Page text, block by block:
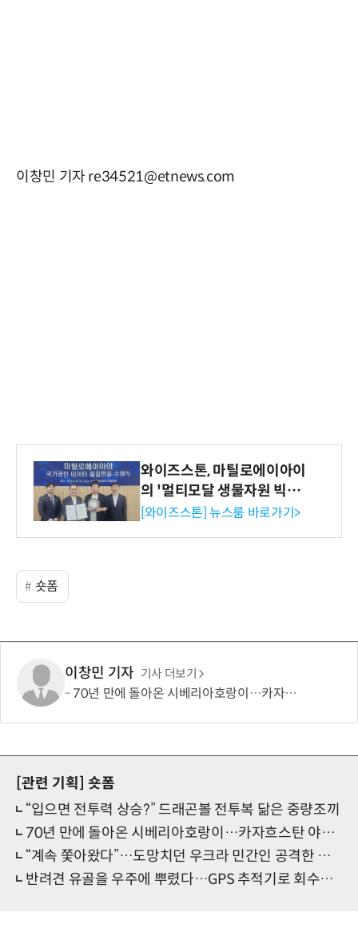
이창민 기자 re34521@etnews.com
와이즈스톤, 마틸로에이아이
의 '멀티모달 생물자원 빅데
이터'에 DQ인증 최고 등급
[와이즈스톤] 뉴스룸 바로가기>
숏폼
이창민 기자 기사 더보기
70년 만에 돌아온 시베리아호랑이…카자흐스탄 야생에 풀렸다
[관련 기획] 숏폼
“입으면 전투력 상승?” 드래곤볼 전투복 닮은 중량조끼
70년 만에 돌아온 시베리아호랑이…카자흐스탄 야생에 풀렸다
“계속 쫓아왔다”…도망치던 우크라 민간인 공격한 러 자폭 드론
반려견 유골을 우주에 뿌렸다…GPS 추적기로 회수까지 성공